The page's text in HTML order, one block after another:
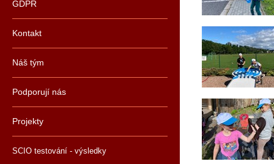
GDPR
Kontakt
Náš tým
Podporují nás
Projekty
SCIO testování - výsledky